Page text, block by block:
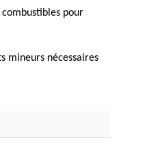
pour
mineurs nécessaires